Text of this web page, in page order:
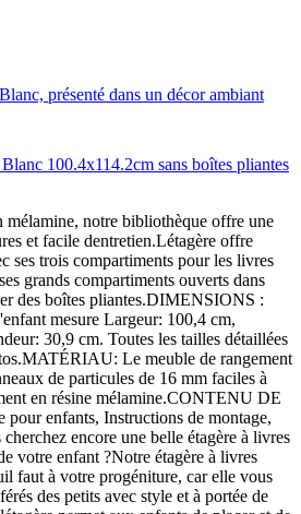
100.4x114.2cm sans boîtes pliantes
mélamine, notre bibliothèque offre une
et facile dentretien.Létagère offre
ses trois compartiments pour les livres
grands compartiments ouverts dans
des boîtes pliantes.DIMENSIONS :
mesure Largeur: 100,4 cm,
30,9 cm. Toutes les tailles détaillées
Le meuble de rangement
de particules de 16 mm faciles à
en résine mélamine.CONTENU DE
enfants, Instructions de montage,
encore une belle étagère à livres
votre enfant ?Notre étagère à livres
faut à votre progéniture, car elle vous
des petits avec style et à portée de